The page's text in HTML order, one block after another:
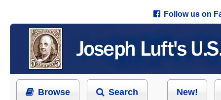
Follow us on
Browse Search New!